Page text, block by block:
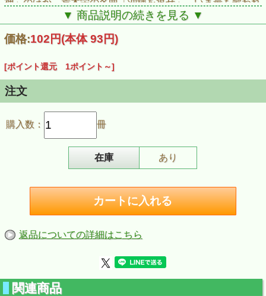
神」のほか、荒木栄の名曲「沖縄を返せ」、いま最も歌われ
ている曲のひとつ「沖縄今こそ立ち上がろう」（「美しき五
月のパリ」の新しい訳詞曲）、坂本龍一と古謝美佐子による
うないうぐみの新曲「弥勒世果報（みるくゆがふ）」（楽譜
初公開）、MONGOL800「琉球愛歌」、The Boom「島
■掲載曲：
芭蕉布／さとうきび畑／てぃんさぐぬ花／月桃／島唄／童神
～天の子守唄～／HEIWAの鐘／琉球愛歌／弥勒世果報（み
るくゆがふ）-undercooled／座り込めここへ／沖縄今こそ立
■商品情報
ースソング）歌集
ISBN：978-4-903934-75-4
▼ 商品説明の続きを見る ▼
価格:102円(本体 93円)
[ポイント還元 1ポイント～]
注文
購入数： 冊
在庫 あり
返品についての詳細はこちら
関連商品